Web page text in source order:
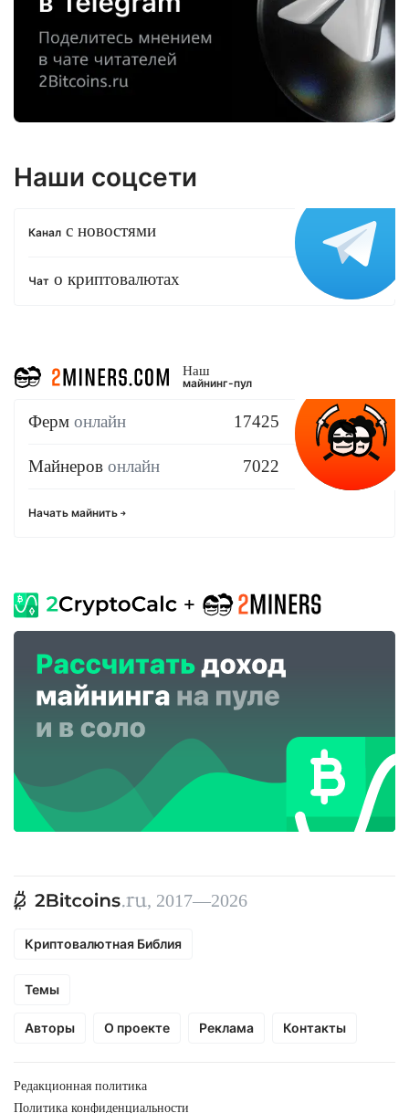
Наши соцсети
Канал с новостями
Чат о криптовалютах
Наш
майнинг-пул
Ферм онлайн 17425
Майнеров онлайн 7022
Начать майнить
, 2017—2026
Криптовалютная Библия
Темы
Авторы О проекте Реклама Контакты
Редакционная политика
Политика конфиденциальности